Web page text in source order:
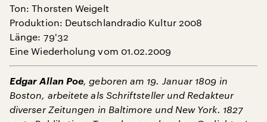
Ton: Thorsten Weigelt
Produktion: Deutschlandradio Kultur 2008
Länge: 79'32
Eine Wiederholung vom 01.02.2009
Edgar Allan Poe, geboren am 19. Januar 1809 in
Boston, arbeitete als Schriftsteller und Redakteur
diverser Zeitungen in Baltimore und New York. 1827